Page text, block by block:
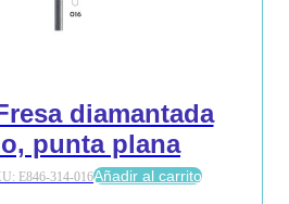
diamantada
punta plana
E846-314-016Añadir al carrito